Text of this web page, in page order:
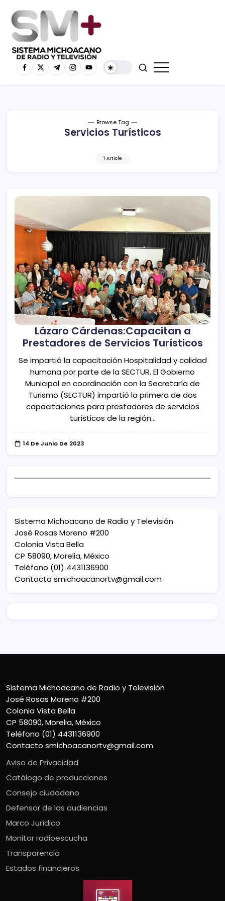
Browse Tag
Servicios Turísticos
1 Article
Lázaro Cárdenas:Capacitan a
Prestadores de Servicios Turísticos
Se impartió la capacitación Hospitalidad y calidad
humana por parte de la SECTUR. El Gobierno
Municipal en coordinación con la Secretaría de
Turismo (SECTUR) impartió la primera de dos
capacitaciones para prestadores de servicios
turísticos de la región…
14 De Junio De 2023
Sistema Michoacano de Radio y Televisión
José Rosas Moreno #200
Colonia Vista Bella
CP 58090, Morelia, México
Teléfono (01) 4431136900
Contacto smichoacanortv@gmail.com
Sistema Michoacano de Radio y Televisión
José Rosas Moreno #200
Colonia Vista Bella
CP 58090, Morelia, México
Teléfono (01) 4431136900
Contacto smichoacanortv@gmail.com
Aviso de Privacidad
Catálogo de producciones
Consejo ciudadano
Defensor de las audiencias
Marco Jurídico
Monitor radioescucha
Transparencia
Estados financieros